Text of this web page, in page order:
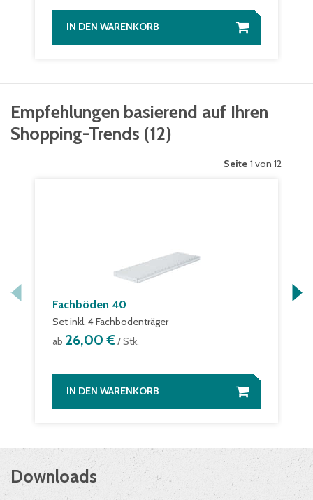
IN DEN WARENKORB
Empfehlungen basierend auf Ihren
Shopping-Trends (12)
Seite 1 von 12
Fachböden 40
Set inkl. 4 Fachbodenträger
ab 26,00 €/ Stk.
IN DEN WARENKORB
Downloads